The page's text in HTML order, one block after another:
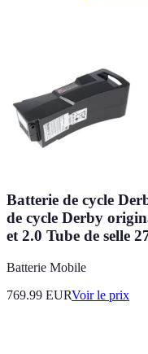
Batterie de cycle
de cycle Derby
et 2.0 Tube de selle
Batterie Mobile
769.99 EURVoir le prix